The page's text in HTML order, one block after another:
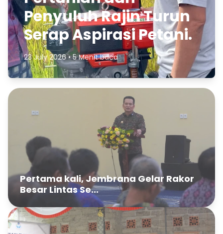
Penyuluh Rajin Turun
Serap Aspirasi Petani.
23 July 2026 • 5 Menit baca
Pertama kali, Jembrana Gelar Rakor
Besar Lintas Se...